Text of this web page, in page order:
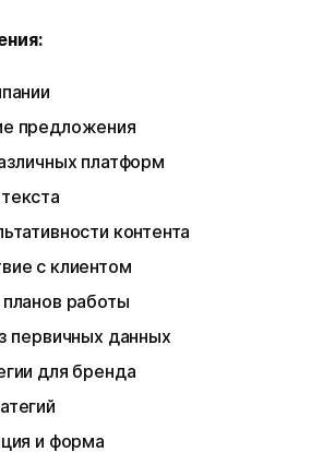
предложения
платформ
контента
с клиентом
работы
первичных данных
для бренда
и форма